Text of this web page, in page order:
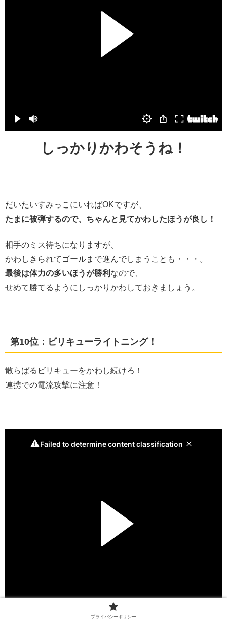
しっかりかわそうね！
だいたいすみっこにいればOKですが、
たまに被弾するので、ちゃんと見てかわしたほうが良し！
相手のミス待ちになりますが、
かわしきられてゴールまで進んでしまうことも・・・。
最後は体力の多いほうが勝利 なので、
せめて勝てるようにしっかりかわしておきましょう。
第10位：ビリキューライトニング！
散らばるビリキューをかわし続けろ！
連携での電流攻撃に注意！
プライバシーポリシー